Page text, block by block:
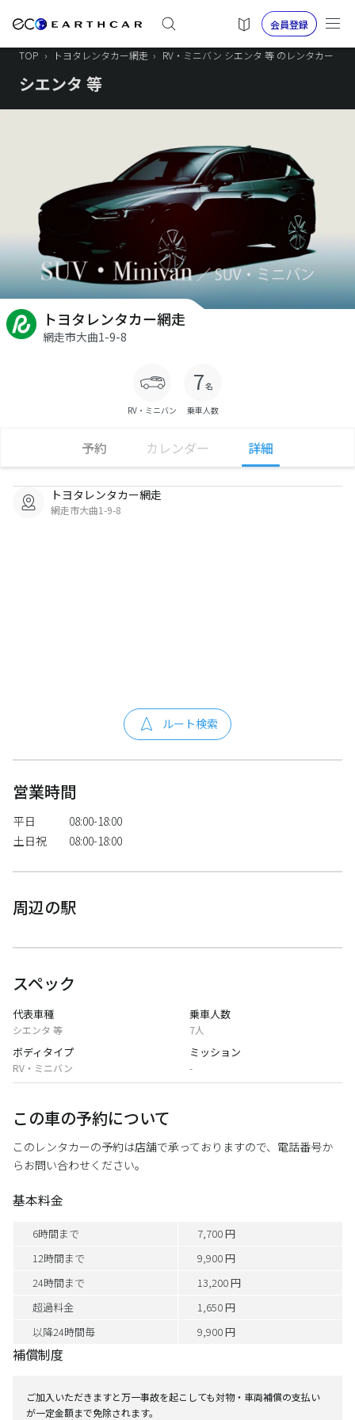
会員登録
TOP › トヨタレンタカー網走 › RV・ミニバン シエンタ 等 のレンタカー
シエンタ 等
トヨタレンタカー網走
網走市大曲1-9-8
RV・ミニバン 乗車人数
予約 カレンダー 詳細
トヨタレンタカー網走
網走市大曲1-9-8
ルート検索
営業時間
平日
08:00-18:00
土日祝
08:00-18:00
周辺の駅
スペック
代表車種
シエンタ 等
乗車人数
7人
ボディタイプ
RV・ミニバン
ミッション
-
この車の予約について
このレンタカーの予約は店舗で承っておりますので、電話番号か
らお問い合わせください。
基本料金
6時間まで
7,700 円
12時間まで
9,900 円
24時間まで
13,200 円
超過料金
1,650 円
以降24時間毎
9,900 円
補償制度
ご加入いただきますと万一事故を起こしても対物・車両補償の支払い
が一定金額まで免除されます。